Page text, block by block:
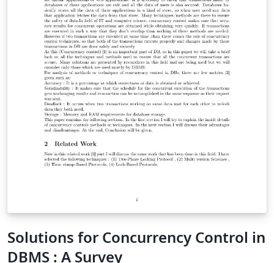
Solutions for Concurrency Control in
DBMS : A Survey